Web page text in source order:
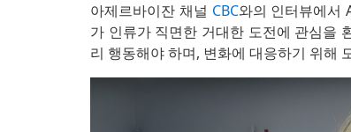
아제르바이잔 채널 CBC와의 인터뷰에서
가 인류가 직면한 거대한 도전에 관심을
리 행동해야 하며, 변화에 대응하기 위해